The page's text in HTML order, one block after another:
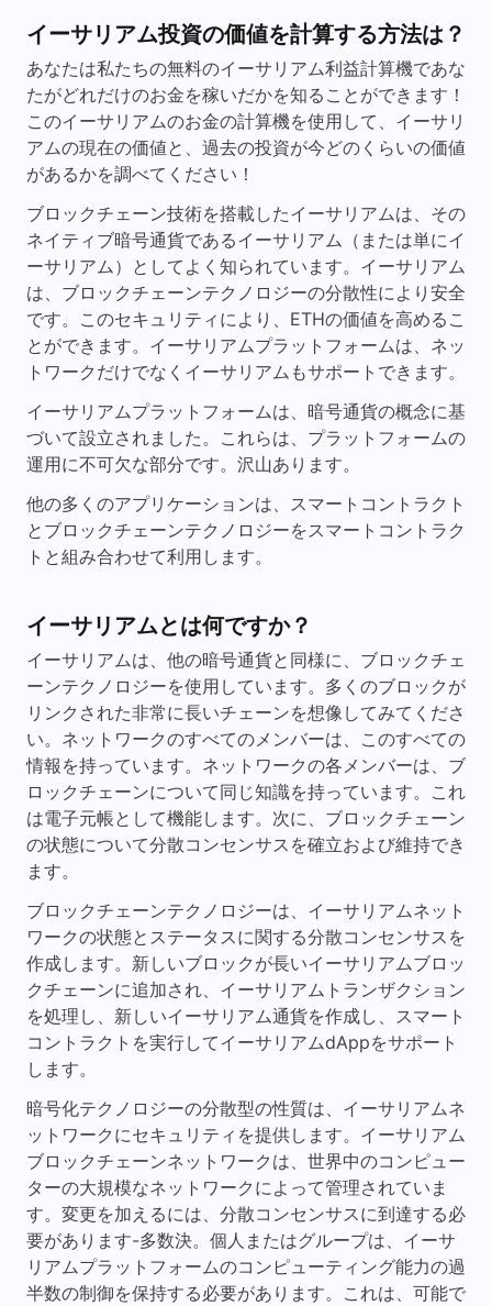
イーサリアム投資の価値を計算する方法は？
あなたは私たちの無料のイーサリアム利益計算機であな
たがどれだけのお金を稼いだかを知ることができます！
このイーサリアムのお金の計算機を使用して、イーサリ
アムの現在の価値と、過去の投資が今どのくらいの価値
があるかを調べてください！
ブロックチェーン技術を搭載したイーサリアムは、その
ネイティブ暗号通貨であるイーサリアム（または単にイ
ーサリアム）としてよく知られています。イーサリアム
は、ブロックチェーンテクノロジーの分散性により安全
です。このセキュリティにより、ETHの価値を高めるこ
とができます。イーサリアムプラットフォームは、ネッ
トワークだけでなくイーサリアムもサポートできます。
イーサリアムプラットフォームは、暗号通貨の概念に基
づいて設立されました。これらは、プラットフォームの
運用に不可欠な部分です。沢山あります。
他の多くのアプリケーションは、スマートコントラクト
とブロックチェーンテクノロジーをスマートコントラク
トと組み合わせて利用します。
イーサリアムとは何ですか？
イーサリアムは、他の暗号通貨と同様に、ブロックチェ
ーンテクノロジーを使用しています。多くのブロックが
リンクされた非常に長いチェーンを想像してみてくださ
い。ネットワークのすべてのメンバーは、このすべての
情報を持っています。ネットワークの各メンバーは、ブ
ロックチェーンについて同じ知識を持っています。これ
は電子元帳として機能します。次に、ブロックチェーン
の状態について分散コンセンサスを確立および維持でき
ます。
ブロックチェーンテクノロジーは、イーサリアムネット
ワークの状態とステータスに関する分散コンセンサスを
作成します。新しいブロックが長いイーサリアムブロッ
クチェーンに追加され、イーサリアムトランザクション
を処理し、新しいイーサリアム通貨を作成し、スマート
コントラクトを実行してイーサリアムdAppをサポート
します。
暗号化テクノロジーの分散型の性質は、イーサリアムネ
ットワークにセキュリティを提供します。イーサリアム
ブロックチェーンネットワークは、世界中のコンピュー
ターの大規模なネットワークによって管理されていま
す。変更を加えるには、分散コンセンサスに到達する必
要があります-多数決。個人またはグループは、イーサ
リアムプラットフォームのコンピューティング能力の過
半数の制御を保持する必要があります。これは、可能で